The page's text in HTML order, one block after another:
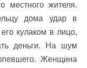
местного жителя.
дома удар в
кулаком в лицо,
деньги. На шум
Женщина